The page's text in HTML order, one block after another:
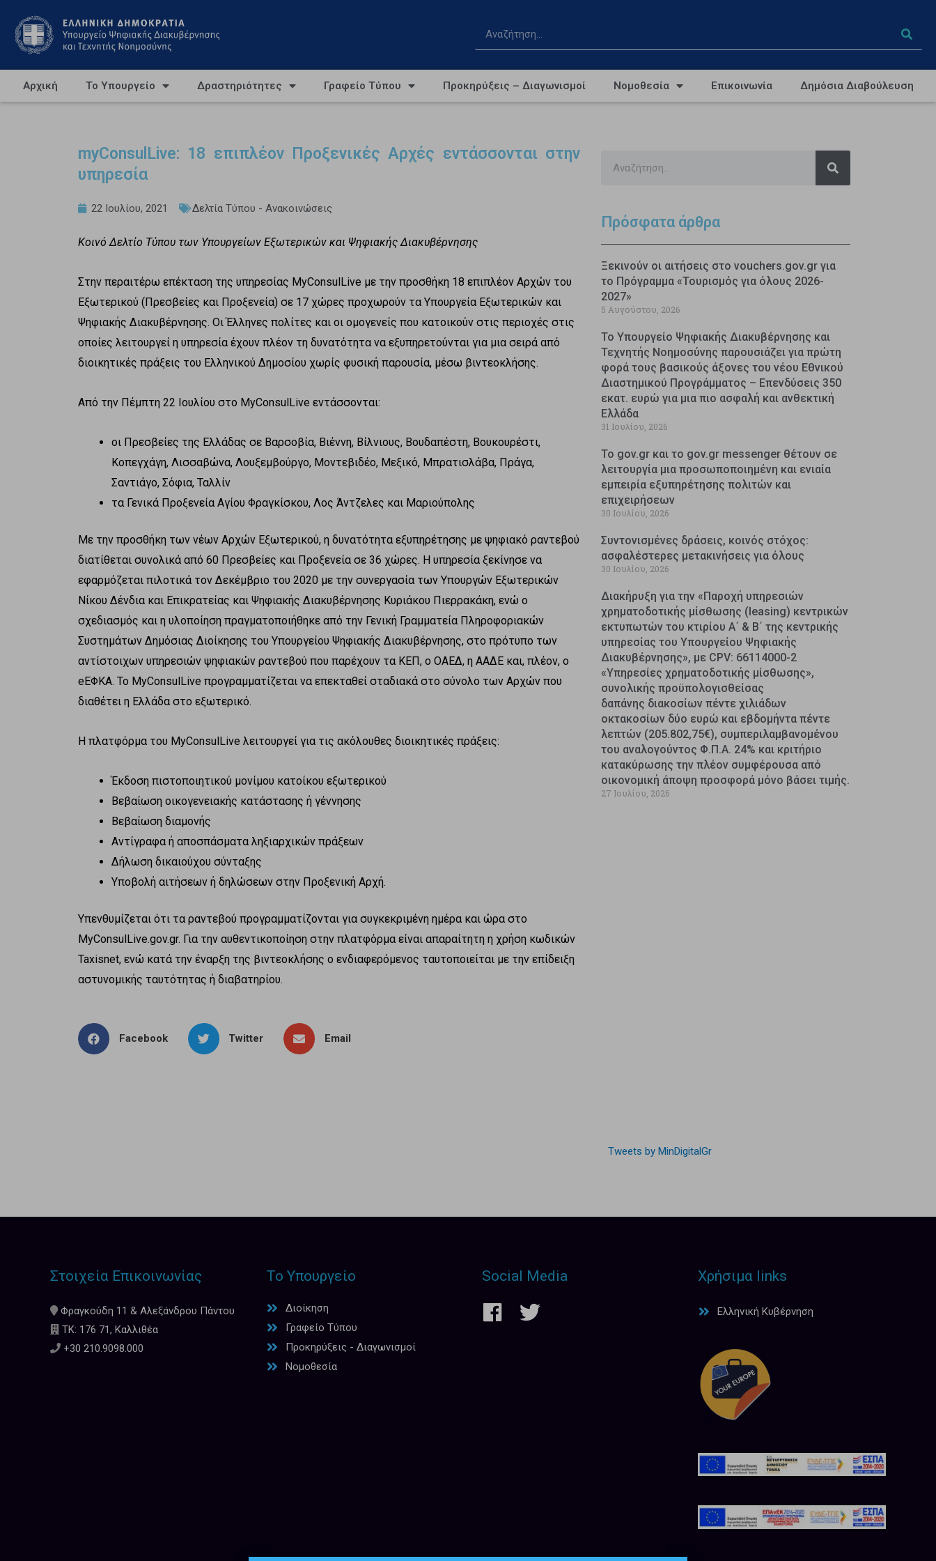
Αρχική Το Υπουργείο Δραστηριότητες Γραφείο Τύπου Προκηρύξεις – Διαγωνισμοί Νομοθεσία Επικοινωνία Δημόσια Διαβούλευση
myConsulLive: 18 επιπλέον Προξενικές Αρχές εντάσσονται στην
υπηρεσία
22 Ιουλίου, 2021 Δελτία Τύπου - Ανακοινώσεις
Κοινό Δελτίο Τύπου των Υπουργείων Εξωτερικών και Ψηφιακής Διακυβέρνησης
Στην περαιτέρω επέκταση της υπηρεσίας ΜyConsulLive με την προσθήκη 18 επιπλέον Αρχών του
Εξωτερικού (Πρεσβείες και Προξενεία) σε 17 χώρες προχωρούν τα Υπουργεία Εξωτερικών και
Ψηφιακής Διακυβέρνησης. Οι Έλληνες πολίτες και οι ομογενείς που κατοικούν στις περιοχές στις
οποίες λειτουργεί η υπηρεσία έχουν πλέον τη δυνατότητα να εξυπηρετούνται για μια σειρά από
διοικητικές πράξεις του Ελληνικού Δημοσίου χωρίς φυσική παρουσία, μέσω βιντεοκλήσης.
Από την Πέμπτη 22 Ιουλίου στο ΜyConsulLive εντάσσονται:
οι Πρεσβείες της Ελλάδας σε Βαρσοβία, Βιέννη, Βίλνιους, Βουδαπέστη, Βουκουρέστι,
Κοπεγχάγη, Λισσαβώνα, Λουξεμβούργο, Μοντεβιδέο, Μεξικό, Μπρατισλάβα, Πράγα,
Σαντιάγο, Σόφια, Ταλλίν
τα Γενικά Προξενεία Αγίου Φραγκίσκου, Λος Άντζελες και Μαριούπολης
Με την προσθήκη των νέων Αρχών Εξωτερικού, η δυνατότητα εξυπηρέτησης με ψηφιακό ραντεβού
διατίθεται συνολικά από 60 Πρεσβείες και Προξενεία σε 36 χώρες. Η υπηρεσία ξεκίνησε να
εφαρμόζεται πιλοτικά τον Δεκέμβριο του 2020 με την συνεργασία των Υπουργών Εξωτερικών
Νίκου Δένδια και Επικρατείας και Ψηφιακής Διακυβέρνησης Κυριάκου Πιερρακάκη, ενώ ο
σχεδιασμός και η υλοποίηση πραγματοποιήθηκε από την Γενική Γραμματεία Πληροφοριακών
Συστημάτων Δημόσιας Διοίκησης του Υπουργείου Ψηφιακής Διακυβέρνησης, στο πρότυπο των
αντίστοιχων υπηρεσιών ψηφιακών ραντεβού που παρέχουν τα ΚΕΠ, ο ΟΑΕΔ, η ΑΑΔΕ και, πλέον, ο
eΕΦΚΑ. Το ΜyConsulLive προγραμματίζεται να επεκταθεί σταδιακά στο σύνολο των Αρχών που
διαθέτει η Ελλάδα στο εξωτερικό.
Η πλατφόρμα του ΜyConsulLive λειτουργεί για τις ακόλουθες διοικητικές πράξεις:
Έκδοση πιστοποιητικού μονίμου κατοίκου εξωτερικού
Βεβαίωση οικογενειακής κατάστασης ή γέννησης
Βεβαίωση διαμονής
Αντίγραφα ή αποσπάσματα ληξιαρχικών πράξεων
Δήλωση δικαιούχου σύνταξης
Υποβολή αιτήσεων ή δηλώσεων στην Προξενική Αρχή.
Υπενθυμίζεται ότι τα ραντεβού προγραμματίζονται για συγκεκριμένη ημέρα και ώρα στο
ΜyConsulLive.gov.gr. Για την αυθεντικοποίηση στην πλατφόρμα είναι απαραίτητη η χρήση κωδικών
Taxisnet, ενώ κατά την έναρξη της βιντεοκλήσης ο ενδιαφερόμενος ταυτοποιείται με την επίδειξη
αστυνομικής ταυτότητας ή διαβατηρίου.
Facebook Twitter Email
Πρόσφατα άρθρα
Ξεκινούν οι αιτήσεις στο vouchers.gov.gr για
το Πρόγραμμα «Τουρισμός για όλους 2026-
2027»
5 Αυγούστου, 2026
Το Υπουργείο Ψηφιακής Διακυβέρνησης και
Τεχνητής Νοημοσύνης παρουσιάζει για πρώτη
φορά τους βασικούς άξονες του νέου Εθνικού
Διαστημικού Προγράμματος – Επενδύσεις 350
εκατ. ευρώ για μια πιο ασφαλή και ανθεκτική
Ελλάδα
31 Ιουλίου, 2026
Το gov.gr και το gov.gr messenger θέτουν σε
λειτουργία μια προσωποποιημένη και ενιαία
εμπειρία εξυπηρέτησης πολιτών και
επιχειρήσεων
30 Ιουλίου, 2026
Συντονισμένες δράσεις, κοινός στόχος:
ασφαλέστερες μετακινήσεις για όλους
30 Ιουλίου, 2026
Διακήρυξη για την «Παροχή υπηρεσιών
χρηματοδοτικής μίσθωσης (leasing) κεντρικών
εκτυπωτών του κτιρίου Α΄ & Β΄ της κεντρικής
υπηρεσίας του Υπουργείου Ψηφιακής
Διακυβέρνησης», με CPV: 66114000-2
«Υπηρεσίες χρηματοδοτικής μίσθωσης»,
συνολικής προϋπολογισθείσας
δαπάνης διακοσίων πέντε χιλιάδων
οκτακοσίων δύο ευρώ και εβδομήντα πέντε
λεπτών (205.802,75€), συμπεριλαμβανομένου
του αναλογούντος Φ.Π.Α. 24% και κριτήριο
κατακύρωσης την πλέον συμφέρουσα από
οικονομική άποψη προσφορά μόνο βάσει τιμής.
27 Ιουλίου, 2026
Tweets by MinDigitalGr
Στοιχεία Επικοινωνίας
Φραγκούδη 11 & Αλεξάνδρου Πάντου
ΤΚ: 176 71, Καλλιθέα
+30 210.9098.000
Το Υπουργείο
Διοίκηση
Γραφείο Τύπου
Προκηρύξεις - Διαγωνισμοί
Νομοθεσία
Social Media Χρήσιμα links
Ελληνική Κυβέρνηση